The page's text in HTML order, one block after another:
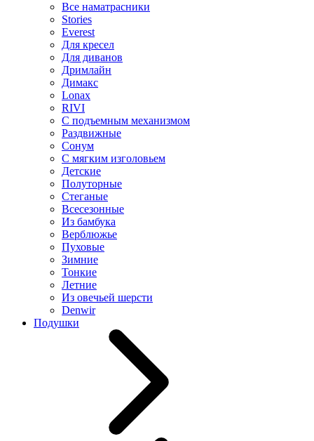
Все наматрасники
Stories
Everest
Для кресел
Для диванов
Дримлайн
Димакс
Lonax
RIVI
С подъемным механизмом
Раздвижные
Сонум
С мягким изголовьем
Детские
Полуторные
Стеганые
Всесезонные
Из бамбука
Верблюжье
Пуховые
Зимние
Тонкие
Летние
Из овечьей шерсти
Denwir
Подушки